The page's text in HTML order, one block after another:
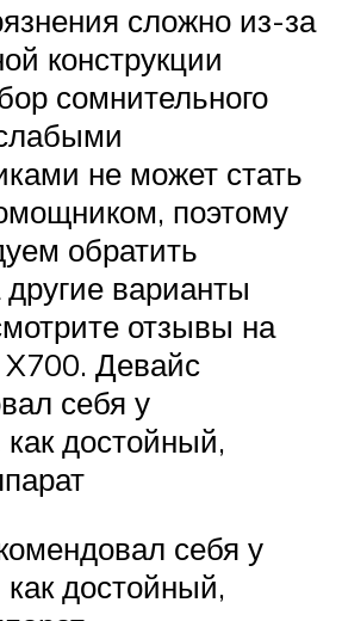
сложно из-за
конструкции
сомнительного
не может стать
поэтому
обратить
варианты
отзывы на
Девайс
себя у
как достойный,
себя у
как достойный,